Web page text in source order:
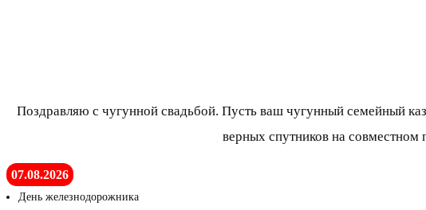
Поздравляю с чугунной свадьбой. Пусть ваш чугунный семейный
верных спутников на совместном
07.08.2026
День железнодорожника